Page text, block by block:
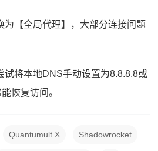
为【全局代理】，大部分连接问题
试将本地DNS手动设置为8.8.8.8或
恢复访问。
Quantumult X Shadowrocket